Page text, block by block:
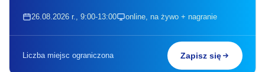
26.08.2026 r., 9:00-13:00 online, na żywo + nagranie
Liczba miejsc ograniczona Zapisz się